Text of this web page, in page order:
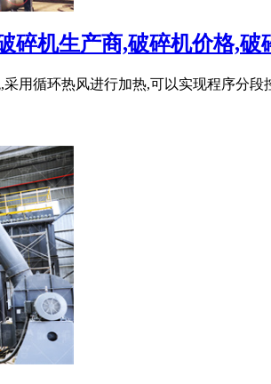
碎机生产商,破碎机价格,破
用循环热风进行加热,可以实现程序分